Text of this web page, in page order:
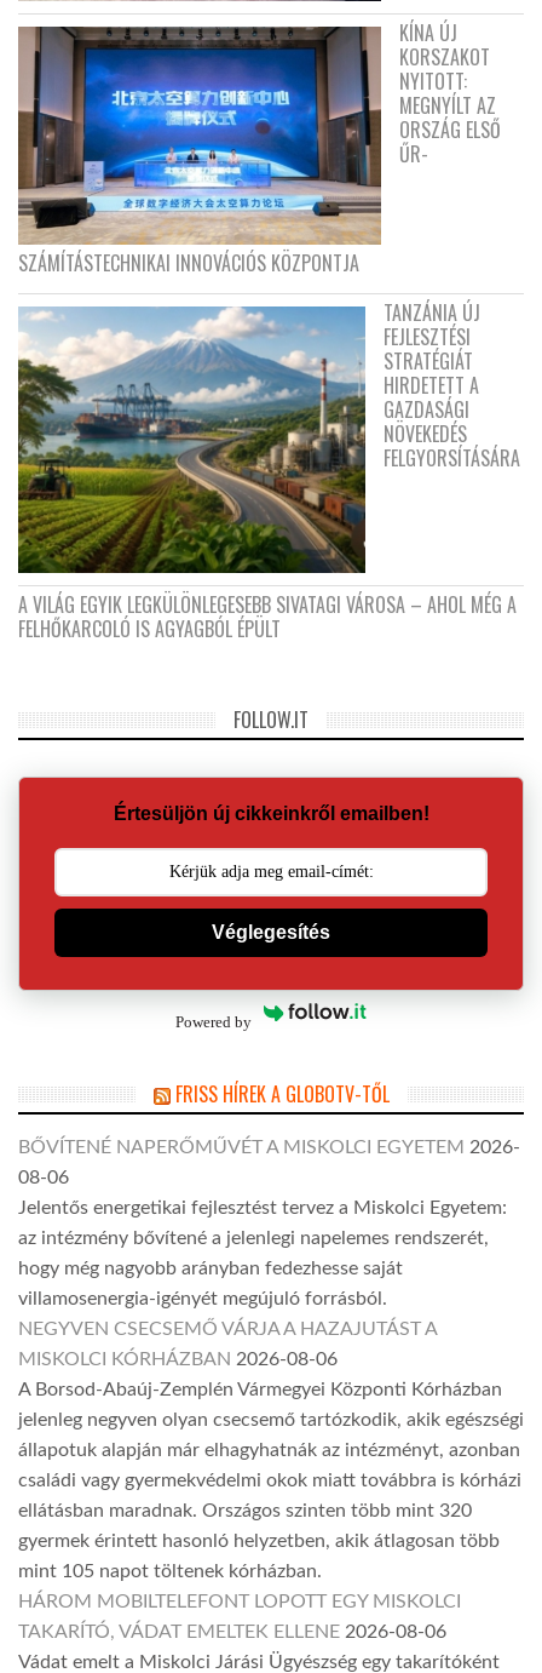
KÍNA ÚJ
KORSZAKOT
NYITOTT:
MEGNYÍLT AZ
ORSZÁG ELSŐ
ŰR-
SZÁMÍTÁSTECHNIKAI INNOVÁCIÓS KÖZPONTJA
TANZÁNIA ÚJ
FEJLESZTÉSI
STRATÉGIÁT
HIRDETETT A
GAZDASÁGI
NÖVEKEDÉS
FELGYORSÍTÁSÁRA
A VILÁG EGYIK LEGKÜLÖNLEGESEBB SIVATAGI VÁROSA – AHOL MÉG A
FELHŐKARCOLÓ IS AGYAGBÓL ÉPÜLT
FOLLOW.IT
Értesüljön új cikkeinkről emailben!
Véglegesítés
Powered by
FRISS HÍREK A GLOBOTV-TŐL
BŐVÍTENÉ NAPERŐMŰVÉT A MISKOLCI EGYETEM 2026-
08-06
Jelentős energetikai fejlesztést tervez a Miskolci Egyetem:
az intézmény bővítené a jelenlegi napelemes rendszerét,
hogy még nagyobb arányban fedezhesse saját
villamosenergia-igényét megújuló forrásból.
NEGYVEN CSECSEMŐ VÁRJA A HAZAJUTÁST A
MISKOLCI KÓRHÁZBAN 2026-08-06
A Borsod-Abaúj-Zemplén Vármegyei Központi Kórházban
jelenleg negyven olyan csecsemő tartózkodik, akik egészségi
állapotuk alapján már elhagyhatnák az intézményt, azonban
családi vagy gyermekvédelmi okok miatt továbbra is kórházi
ellátásban maradnak. Országos szinten több mint 320
gyermek érintett hasonló helyzetben, akik átlagosan több
mint 105 napot töltenek kórházban.
HÁROM MOBILTELEFONT LOPOTT EGY MISKOLCI
TAKARÍTÓ, VÁDAT EMELTEK ELLENE 2026-08-06
Vádat emelt a Miskolci Járási Ügyészség egy takarítóként